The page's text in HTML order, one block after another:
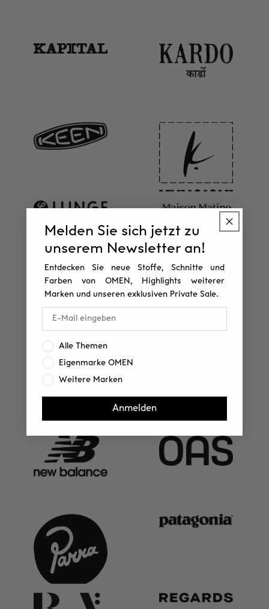
Melden Sie sich jetzt zu
unserem Newsletter an!
Entdecken Sie neue Stoffe, Schnitte und
Farben von OMEN, Highlights weiterer
Marken und unseren exklusiven Private Sale.
Interesse:
Alle Themen
Eigenmarke OMEN
Weitere Marken
Anmelden